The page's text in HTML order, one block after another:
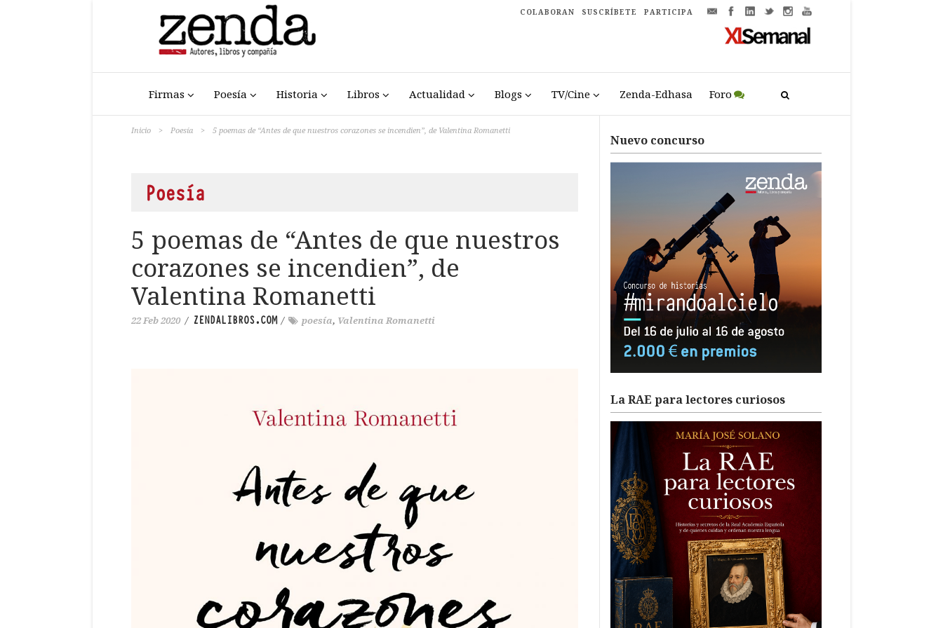
COLABORAN SUSCRÍBETE PARTICIPA
Firmas Poesía Historia Libros Actualidad Blogs TV/Cine Zenda-Edhasa Foro
Inicio > Poesía > 5 poemas de “Antes de que nuestros corazones se incendien”, de Valentina Romanetti
Poesía
5 poemas de “Antes de que nuestros
corazones se incendien”, de
Valentina Romanetti
22 Feb 2020 / ZENDALIBROS.COM/ poesía, Valentina Romanetti
Nuevo concurso
La RAE para lectores curiosos